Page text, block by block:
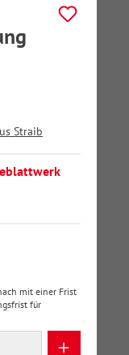
Straib
mit einer Frist
für
gewünschten